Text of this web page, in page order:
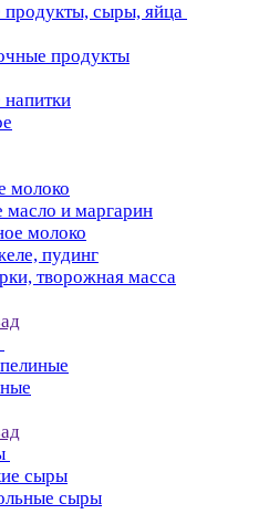
сыры, яйца
продукты
молоко
масло и маргарин
молоко
пудинг
творожная масса
сыры
сыры